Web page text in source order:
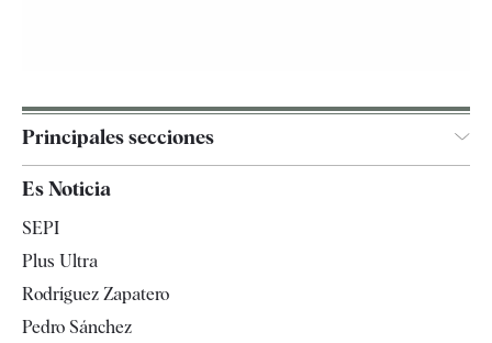
Principales secciones
Televisión
Es Noticia
SEPI
Plus Ultra
Rodríguez Zapatero
Pedro Sánchez